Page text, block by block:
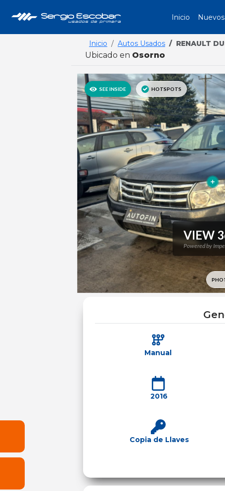
Inicio Nuevos
Inicio Autos Usados RENAULT
Ubicado en Osorno
Manual
2016
Copia de Llaves